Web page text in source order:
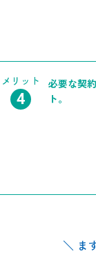
メリット
必要な契
ト。
ま